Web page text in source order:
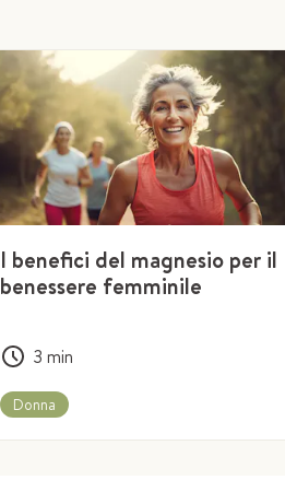
I benefici del magnesio per il
benessere femminile
3 min
Donna